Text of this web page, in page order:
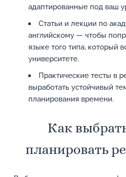
адаптированные под ваш
Статьи и лекции по
английскому — чтобы
языке того типа, который
университете.
Практические тесты в
выработать устойчивый
планирования времени.
Как
планировать